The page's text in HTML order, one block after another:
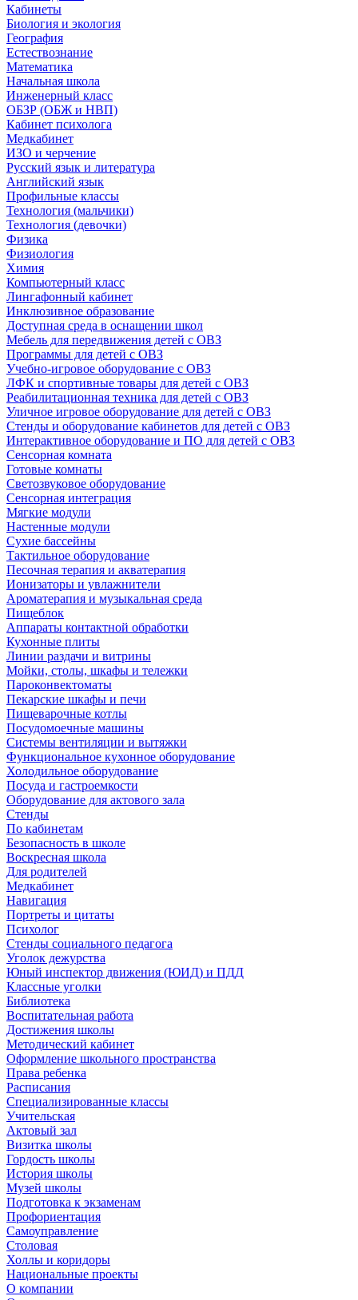
Кабинеты
Биология и экология
География
Естествознание
Математика
Начальная школа
Инженерный класс
ОБЗР (ОБЖ и НВП)
Кабинет психолога
Медкабинет
ИЗО и черчение
Русский язык и литература
Английский язык
Профильные классы
Технология (мальчики)
Технология (девочки)
Физика
Физиология
Химия
Компьютерный класс
Лингафонный кабинет
Инклюзивное образование
Доступная среда в оснащении школ
Мебель для передвижения детей с ОВЗ
Программы для детей с ОВЗ
Учебно-игровое оборудование с ОВЗ
ЛФК и спортивные товары для детей с ОВЗ
Реабилитационная техника для детей с ОВЗ
Уличное игровое оборудование для детей с ОВЗ
Стенды и оборудование кабинетов для детей с ОВЗ
Интерактивное оборудование и ПО для детей с ОВЗ
Сенсорная комната
Готовые комнаты
Светозвуковое оборудование
Сенсорная интеграция
Мягкие модули
Настенные модули
Сухие бассейны
Тактильное оборудование
Песочная терапия и акватерапия
Ионизаторы и увлажнители
Ароматерапия и музыкальная среда
Пищеблок
Аппараты контактной обработки
Кухонные плиты
Линии раздачи и витрины
Мойки, столы, шкафы и тележки
Пароконвектоматы
Пекарские шкафы и печи
Пищеварочные котлы
Посудомоечные машины
Системы вентиляции и вытяжки
Функциональное кухонное оборудование
Холодильное оборудование
Посуда и гастроемкости
Оборудование для актового зала
Стенды
По кабинетам
Безопасность в школе
Воскресная школа
Для родителей
Медкабинет
Навигация
Портреты и цитаты
Психолог
Стенды социального педагога
Уголок дежурства
Юный инспектор движения (ЮИД) и ПДД
Классные уголки
Библиотека
Воспитательная работа
Достижения школы
Методический кабинет
Оформление школьного пространства
Права ребенка
Расписания
Специализированные классы
Учительская
Актовый зал
Визитка школы
Гордость школы
История школы
Музей школы
Подготовка к экзаменам
Профориентация
Самоуправление
Столовая
Холлы и коридоры
Национальные проекты
О компании